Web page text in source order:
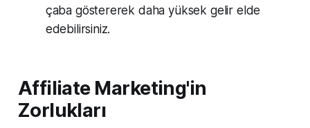
çaba göstererek daha yüksek gelir elde
edebilirsiniz.
Affiliate Marketing'in
Zorlukları